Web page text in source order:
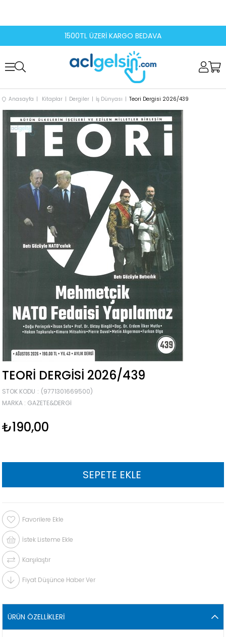
1500TL ÜZERİ KARGO BEDAVA
Anasayfa Kitaplar Dergiler İş Dünyası Teori Dergisi 2026/439
TEORI DERGISI 2026/439
STOK KODU
(9771301669500)
MARKA : GAZETE&DERGI
₺190,00
Favorilere Ekle
İstek Listeme Ekle
Karşılaştır
Fiyat Düşünce Haber Ver
ÜRÜN ÖZELLIKLERI